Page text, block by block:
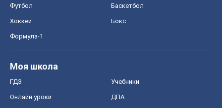
Футбол Баскетбол
Хоккей Бокс
Формула-1
Моя школа
ГДЗ Учебники
Онлайн уроки ДПА